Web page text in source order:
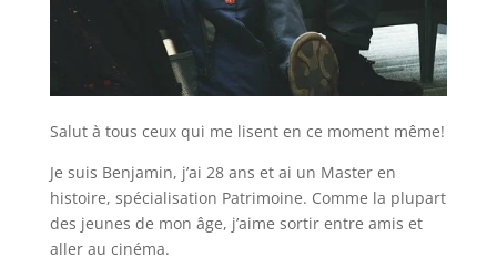
Salut à tous ceux qui me lisent en ce moment même!
Je suis Benjamin, j’ai 28 ans et ai un Master en
histoire, spécialisation Patrimoine. Comme la plupart
des jeunes de mon âge, j’aime sortir entre amis et
aller au cinéma.